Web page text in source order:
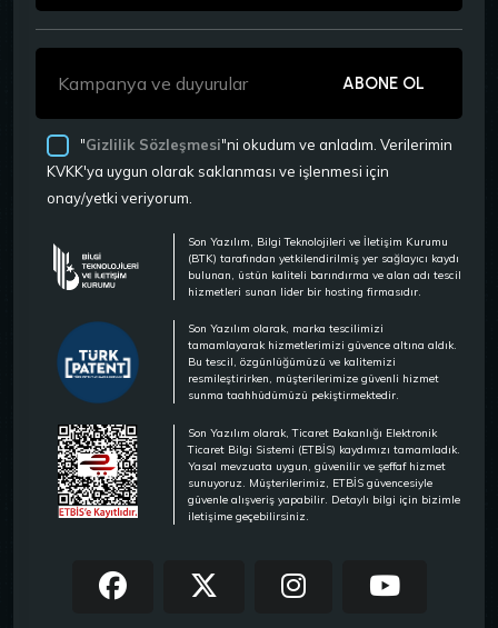
ABONE OL
"Gizlilik Sözleşmesi"ni okudum ve anladım. Verilerimin
KVKK'ya uygun olarak saklanması ve işlenmesi için
onay/yetki veriyorum.
Son Yazılım, Bilgi Teknolojileri ve İletişim Kurumu
(BTK) tarafından yetkilendirilmiş yer sağlayıcı kaydı
bulunan, üstün kaliteli barındırma ve alan adı tescil
hizmetleri sunan lider bir hosting firmasıdır.
Son Yazılım olarak, marka tescilimizi
tamamlayarak hizmetlerimizi güvence altına aldık.
Bu tescil, özgünlüğümüzü ve kalitemizi
resmileştirirken, müşterilerimize güvenli hizmet
sunma taahhüdümüzü pekiştirmektedir.
Son Yazılım olarak, Ticaret Bakanlığı Elektronik
Ticaret Bilgi Sistemi (ETBİS) kaydımızı tamamladık.
Yasal mevzuata uygun, güvenilir ve şeffaf hizmet
sunuyoruz. Müşterilerimiz, ETBİS güvencesiyle
güvenle alışveriş yapabilir. Detaylı bilgi için bizimle
iletişime geçebilirsiniz.